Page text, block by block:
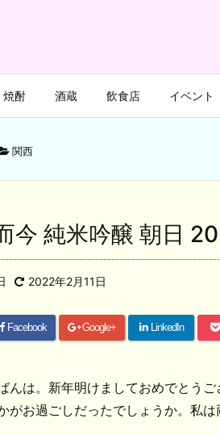
焼酎 酒蔵 飲食店 イベント
関西
今 純米吟醸 朝日
2022年2月11日
Facebook Google+ LinkedIn
んは。新年明けましておめでとう
がお過ごしだったでしょうか。私